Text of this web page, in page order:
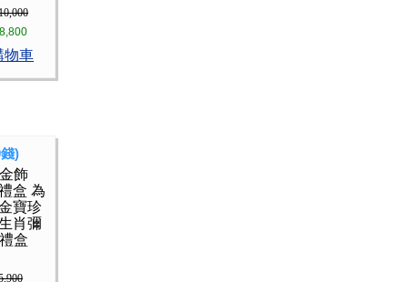
物車
)
飾
盒 為
寶珍
肖彌
盒